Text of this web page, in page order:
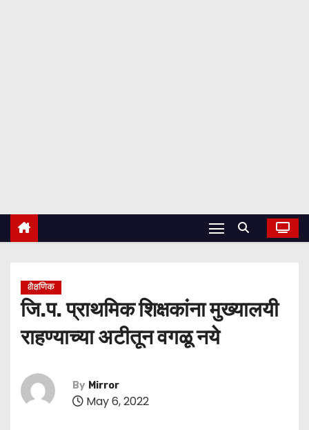
शैक्षणिक
जि.प. प्राथमिक शिक्षकांना मुख्यालयी
राहण्याच्या अटीतून वगळू नये
By Mirror
May 6, 2022